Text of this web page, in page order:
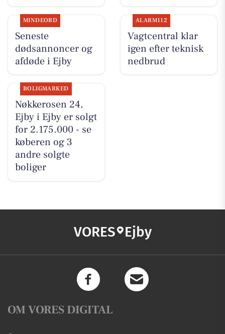
MINDEORD
Seneste
dødsannoncer og
afdøde i Ejby
ALARM112
Vagtcentral klar
igen efter teknisk
nedbrud
BOLIGMARKED
Nøkkerosen 24,
Ejby i Ejby er solgt
for 2.175.000 - se
køberen og 3
andre solgte
boliger
VORES Ejby
OM VORES DIGITAL